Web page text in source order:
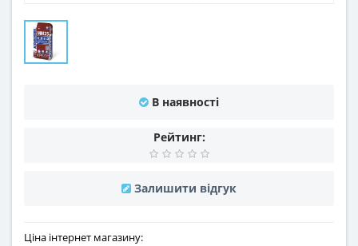
В наявності
Рейтинг:
Залишити відгук
Ціна інтернет магазину: